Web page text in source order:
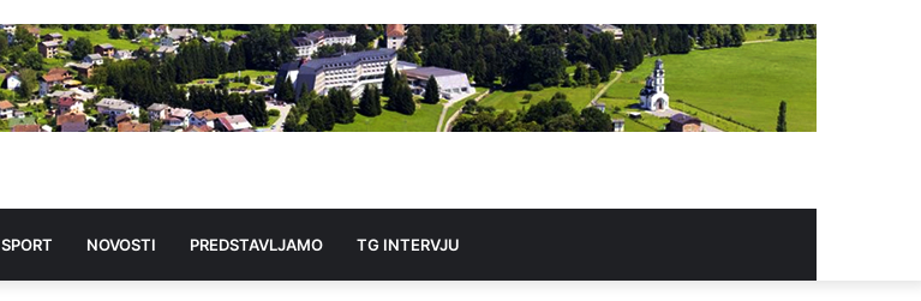
SPORT NOVOSTI PREDSTAVLJAMO TG INTERVJU